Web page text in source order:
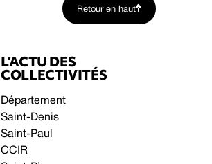
Retour en haut
L’ACTU DES
COLLECTIVITÉS
Département
Saint-Denis
Saint-Paul
CCIR